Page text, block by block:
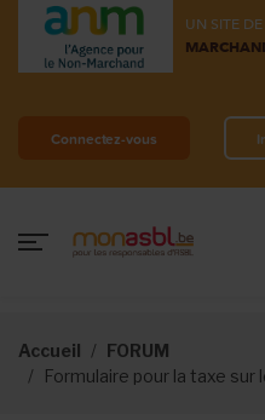
UN SITE DE
Connectez-vous
Accueil
FORUM
Formulaire pour la taxe